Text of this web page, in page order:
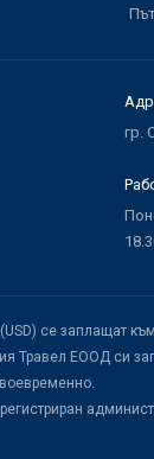
гр.
се заплащат
Травел ЕООД си